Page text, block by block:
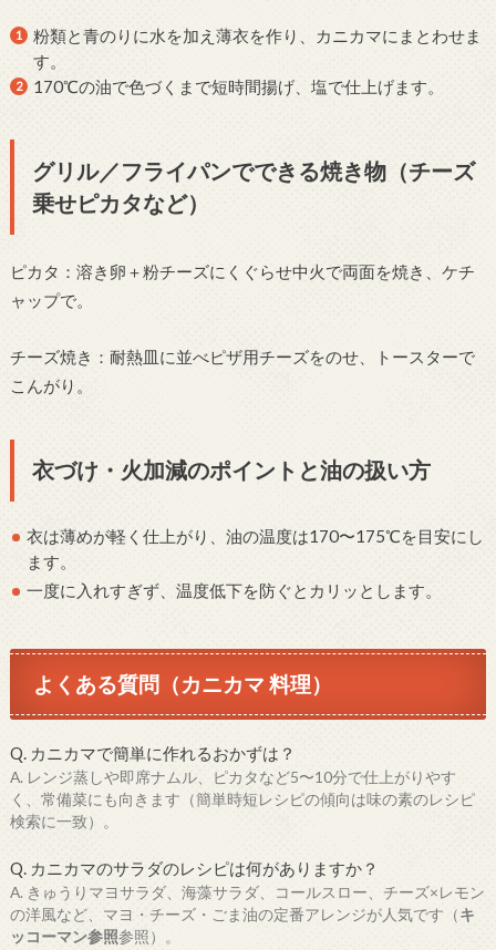
粉類と青のりに水を加え薄衣を作り、カニカマにまとわせま
す。
170℃の油で色づくまで短時間揚げ、塩で仕上げます。
グリル／フライパンでできる焼き物（チーズ
乗せピカタなど）
ピカタ：溶き卵＋粉チーズにくぐらせ中火で両面を焼き、ケチ
ャップで。
チーズ焼き：耐熱皿に並べピザ用チーズをのせ、トースターで
こんがり。
衣づけ・火加減のポイントと油の扱い方
衣は薄めが軽く仕上がり、油の温度は170〜175℃を目安にし
ます。
一度に入れすぎず、温度低下を防ぐとカリッとします。
よくある質問（カニカマ 料理）
Q. カニカマで簡単に作れるおかずは？
A. レンジ蒸しや即席ナムル、ピカタなど5〜10分で仕上がりやす
く、常備菜にも向きます（簡単時短レシピの傾向は味の素のレシピ
検索に一致）。
Q. カニカマのサラダのレシピは何がありますか？
A. きゅうりマヨサラダ、海藻サラダ、コールスロー、チーズ×レモン
の洋風など、マヨ・チーズ・ごま油の定番アレンジが人気です（キ
ッコーマン参照参照）。